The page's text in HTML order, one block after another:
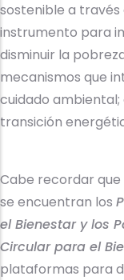
sostenible a través
instrumento para
disminuir la
mecanismos que
cuidado
transición
Cabe recordar
se encuentran los
el Bienestar y los
Circular para el
plataformas para